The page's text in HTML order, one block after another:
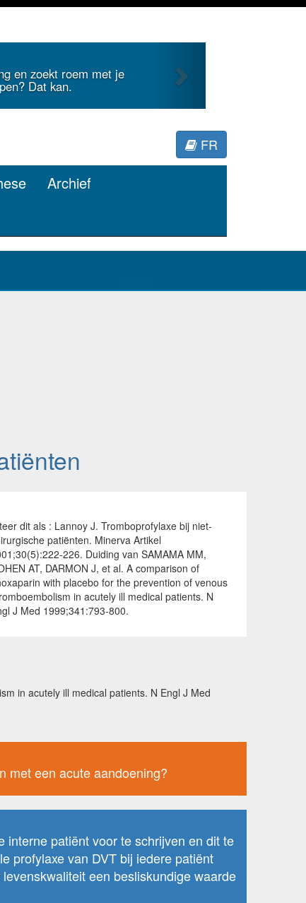
Je duidt internationale literatuur voor
Minerva.
FR
Archief
dit als : Lannoy J. Tromboprofylaxe bij niet-
patiënten. Minerva Artikel
226. Duiding van SAMAMA MM,
AT, DARMON J, et al. A comparison of
with placebo for the prevention of venous
in acutely ill medical patients. N
J Med 1999;341:793-800.
in acutely ill medical patients. N Engl J Med
met een acute aandoening?
interne patiënt voor te schrijven en dit te
profylaxe van DVT bij iedere patiënt
een besliskundige waarde